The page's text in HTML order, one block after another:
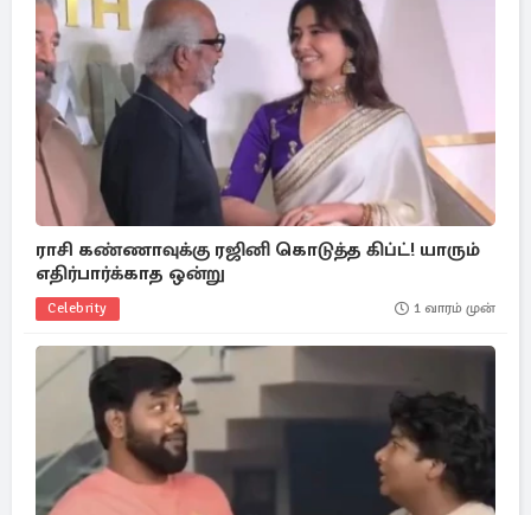
ராசி கண்ணாவுக்கு ரஜினி கொடுத்த கிப்ட்! யாரும்
எதிர்பார்க்காத ஒன்று
Celebrity 1 வாரம் முன்